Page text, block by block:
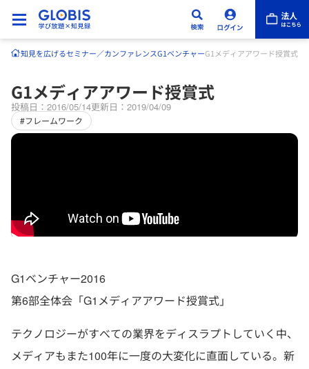
知見を広げるセミナー／カンファレンスG1ベンチャーG1メディアアワード授賞式
G1メディアアワード授賞式
投稿日：2016/05/14更新日：2019/04/09
#フレームワーク
G1ベンチャー2016
第6部全体会「G1メディアアワード授賞式」
テクノロジーがすべての業界をディスラプトしていく中、
メディアもまた100年に一度の大変化に直面している。新